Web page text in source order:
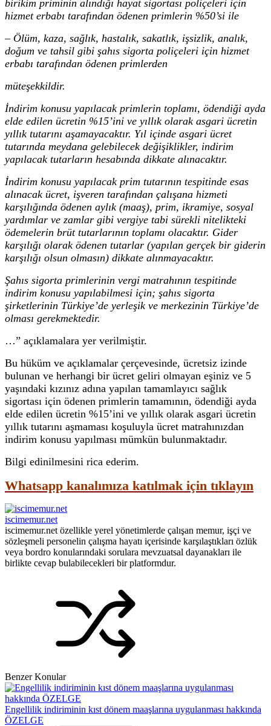
birikim priminin alındığı hayat sigortası poliçeleri için
hizmet erbabı tarafından ödenen primlerin %50’si ile
– Ölüm, kaza, sağlık, hastalık, sakatlık, işsizlik, analık,
doğum ve tahsil gibi şahıs sigorta poliçeleri için hizmet
erbabı tarafından ödenen primlerden
müteşekkildir.
İndirim konusu yapılacak primlerin toplamı, ödendiği ayda
elde edilen ücretin %15’ini ve yıllık olarak asgari ücretin
yıllık tutarını aşamayacaktır. Yıl içinde asgari ücret
tutarında meydana gelebilecek değişiklikler, indirim
yapılacak tutarların hesabında dikkate alınacaktır.
İndirim konusu yapılacak prim tutarının tespitinde esas
alınacak ücret, işveren tarafından çalışana hizmeti
karşılığında ödenen aylık (maaş), prim, ikramiye, sosyal
yardımlar ve zamlar gibi vergiye tabi sürekli nitelikteki
ödemelerin brüt tutarlarının toplamı olacaktır. Gider
karşılığı olarak ödenen tutarlar (yapılan gerçek bir giderin
karşılığı olsun olmasın) dikkate alınmayacaktır.
Şahıs sigorta primlerinin vergi matrahının tespitinde
indirim konusu yapılabilmesi için; şahıs sigorta
şirketlerinin Türkiye’de yerleşik ve merkezinin Türkiye’de
olması gerekmektedir.
…” açıklamalara yer verilmiştir.
Bu hüküm ve açıklamalar çerçevesinde, ücretsiz izinde
bulunan ve herhangi bir ücret geliri olmayan eşiniz ve 5
yaşındaki kızınız adına yapılan tamamlayıcı sağlık
sigortası için ödenen primlerin tamamının, ödendiği ayda
elde edilen ücretin %15’ini ve yıllık olarak asgari ücretin
yıllık tutarını aşmaması koşuluyla ücret matrahınızdan
indirim konusu yapılması mümkün bulunmaktadır.
Bilgi edinilmesini rica ederim.
Whatsapp kanalımıza katılmak için tıklayın
iscimemur.net
iscimemur.net özellikle yerel yönetimlerde çalışan memur, işçi ve
sözleşmeli personelin çalışma hayatı içerisinde karşılaştıkları özlük
veya bordro konularındaki sorulara mevzuatsal dayanakları ile
birlikte cevap bulabilecekleri bir platformdur.
Benzer Konular
Engellilik indiriminin kıst dönem maaşlarına uygulanması hakkında
ÖZELGE